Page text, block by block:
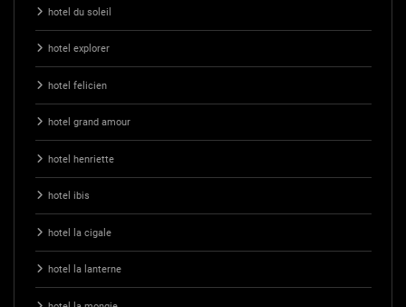
hotel du soleil
hotel explorer
hotel felicien
hotel grand amour
hotel henriette
hotel ibis
hotel la cigale
hotel la lanterne